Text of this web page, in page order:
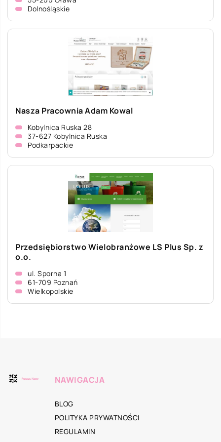
Dolnośląskie
Nasza Pracownia Adam Kowal
Kobylnica Ruska 28
37-627 Kobylnica Ruska
Podkarpackie
Przedsiębiorstwo Wielobranżowe LS Plus Sp. z
o.o.
ul. Sporna 1
61-709 Poznań
Wielkopolskie
NAWIGACJA
BLOG
POLITYKA PRYWATNOŚCI
REGULAMIN